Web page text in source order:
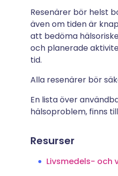
Resenärer bör helst
även om tiden är
att bedöma
och planerade
tid.
Alla resenärer bör
En lista över
hälsoproblem, finns
Resurser
Livsmedels- och